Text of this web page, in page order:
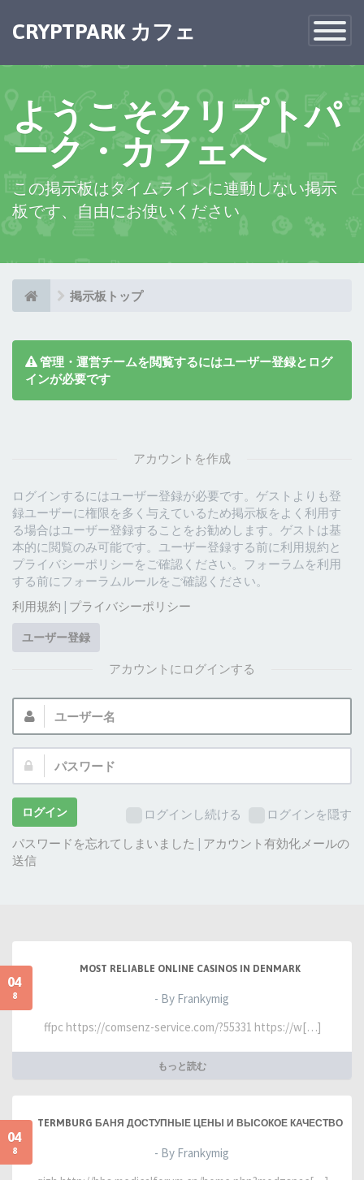
Toggle
CRYPTPARK カフェ ×
ようこそクリプトパ
ーク・カフェへ
この掲示板はタイムラインに連動しない掲示
板です、自由にお使いください
掲示板トップ
管理・運営チームを閲覧するにはユーザー登録とログ
インが必要です
アカウントを作成
ログインするにはユーザー登録が必要です。ゲストよりも登
録ユーザーに権限を多く与えているため掲示板をよく利用す
る場合はユーザー登録することをお勧めします。ゲストは基
本的に閲覧のみ可能です。ユーザー登録する前に利用規約と
プライバシーポリシーをご確認ください。フォーラムを利用
する前にフォーラムルールをご確認ください。
利用規約 | プライバシーポリシー
ユーザー登録
アカウントにログインする
ユ
ザ
名:
ド:
ログインし続ける ログインを隠す
ログイン
パスワードを忘れてしまいました | アカウント有効化メールの
送信
04
8
MOST RELIABLE ONLINE CASINOS IN DENMARK
- By Frankymig
ffpc https://comsenz-service.com/?55331 https://w[…]
もっと読む
04
8
TERMBURG БАНЯ ДОСТУПНЫЕ ЦЕНЫ И ВЫСОКОЕ КАЧЕСТВО
- By Frankymig